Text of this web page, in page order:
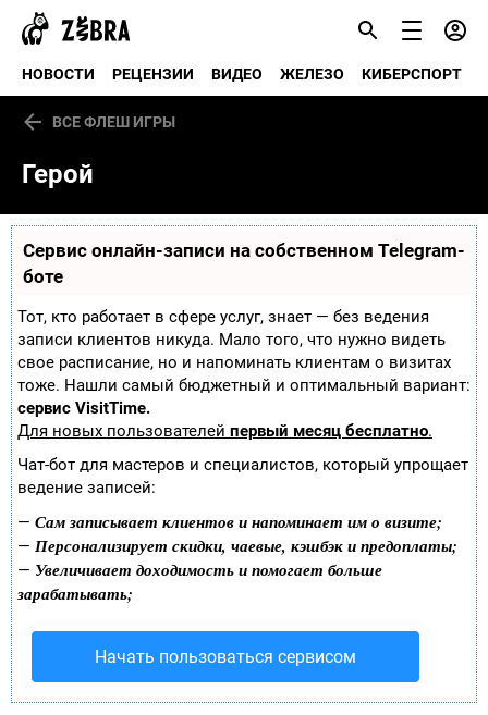
НОВОСТИ РЕЦЕНЗИИ ВИДЕО ЖЕЛЕЗО КИБЕРСПОРТ
ВСЕ ФЛЕШ ИГРЫ
Герой
Сервис онлайн-записи на собственном Telegram-
боте
Тот, кто работает в сфере услуг, знает — без ведения
записи клиентов никуда. Мало того, что нужно видеть
свое расписание, но и напоминать клиентам о визитах
тоже. Нашли самый бюджетный и оптимальный вариант:
сервис VisitTime.
Для новых пользователей первый месяц бесплатно.
Чат-бот для мастеров и специалистов, который упрощает
ведение записей:
— Сам записывает клиентов и напоминает им о визите;
— Персонализирует скидки, чаевые, кэшбэк и предоплаты;
— Увеличивает доходимость и помогает больше
зарабатывать;
Начать пользоваться сервисом